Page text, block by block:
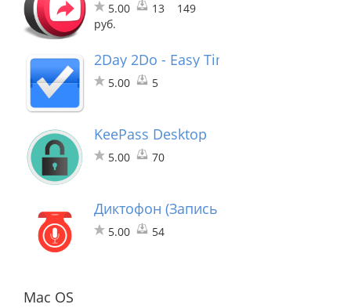
5.00 13
149
руб.
2Day 2Do - Easy Timetable Planner
5.00 5
KeePass Desktop
5.00 70
Диктофон (Запись голоса)
5.00 54
Mac OS